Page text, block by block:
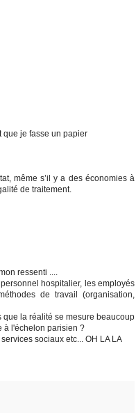
que je fasse un papier
même s’il y a des économies à
de traitement.
ressenti ....
hospitalier, les employés
de travail (organisation,
que la réalité se mesure beaucoup
à l'échelon parisien ?
sociaux etc... OH LA LA